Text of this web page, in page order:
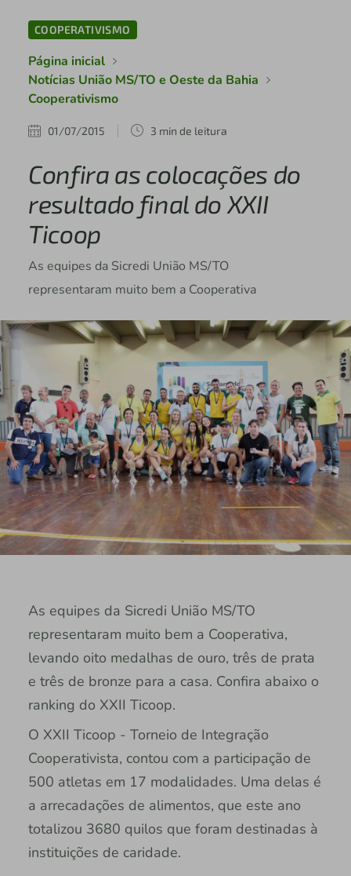
COOPERATIVISMO
Página inicial
Notícias União MS/TO e Oeste da Bahia
Cooperativismo
01/07/2015 3 min de leitura
Confira as colocações do
resultado final do XXII
Ticoop
As equipes da Sicredi União MS/TO
representaram muito bem a Cooperativa
As equipes da Sicredi União MS/TO
representaram muito bem a Cooperativa,
levando oito medalhas de ouro, três de prata
e três de bronze para a casa. Confira abaixo o
ranking do XXII Ticoop.
O XXII Ticoop - Torneio de Integração
Cooperativista, contou com a participação de
500 atletas em 17 modalidades. Uma delas é
a arrecadações de alimentos, que este ano
totalizou 3680 quilos que foram destinadas à
instituições de caridade.